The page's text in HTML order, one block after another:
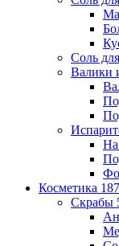
Соль
Валики
Косметика 187
Скрабы